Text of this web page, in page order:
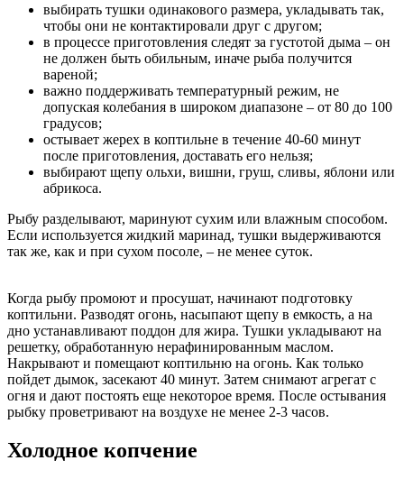
выбирать тушки одинакового размера, укладывать так,
чтобы они не контактировали друг с другом;
в процессе приготовления следят за густотой дыма – он
не должен быть обильным, иначе рыба получится
вареной;
важно поддерживать температурный режим, не
допуская колебания в широком диапазоне – от 80 до 100
градусов;
остывает жерех в коптильне в течение 40-60 минут
после приготовления, доставать его нельзя;
выбирают щепу ольхи, вишни, груш, сливы, яблони или
абрикоса.
Рыбу разделывают, маринуют сухим или влажным способом.
Если используется жидкий маринад, тушки выдерживаются
так же, как и при сухом посоле, – не менее суток.
Когда рыбу промоют и просушат, начинают подготовку
коптильни. Разводят огонь, насыпают щепу в емкость, а на
дно устанавливают поддон для жира. Тушки укладывают на
решетку, обработанную нерафинированным маслом.
Накрывают и помещают коптильню на огонь. Как только
пойдет дымок, засекают 40 минут. Затем снимают агрегат с
огня и дают постоять еще некоторое время. После остывания
рыбку проветривают на воздухе не менее 2-3 часов.
Холодное копчение